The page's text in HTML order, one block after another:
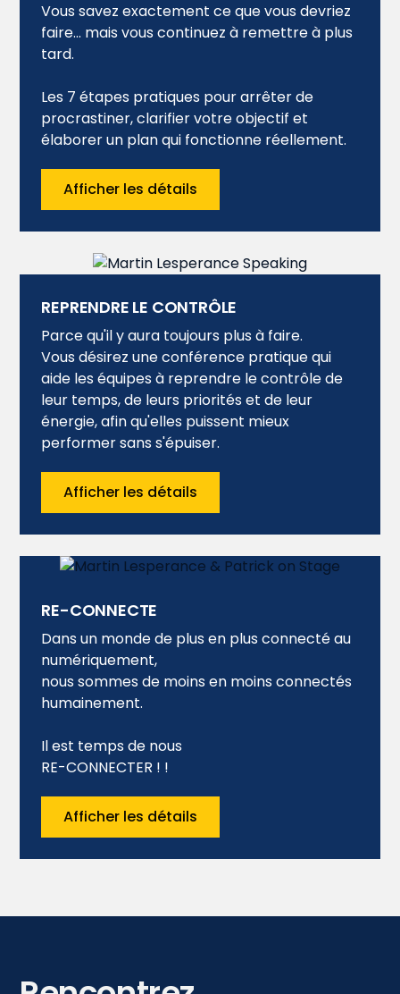
Vous savez exactement ce que vous devriez
faire... mais vous continuez à remettre à plus
tard.
Les 7 étapes pratiques pour arrêter de
procrastiner, clarifier votre objectif et
élaborer un plan qui fonctionne réellement.
Afficher les détails
REPRENDRE LE CONTRÔLE
Parce qu'il y aura toujours plus à faire.
Vous désirez une conférence pratique qui
aide les équipes à reprendre le contrôle de
leur temps, de leurs priorités et de leur
énergie, afin qu'elles puissent mieux
performer sans s'épuiser.
Afficher les détails
RE-CONNECTE
Dans un monde de plus en plus connecté au
numériquement,
nous sommes de moins en moins connectés
humainement.
Il est temps de nous
RE-CONNECTER ! !
Afficher les détails